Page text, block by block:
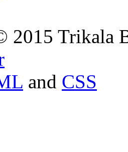
2015 Trikala
and CSS